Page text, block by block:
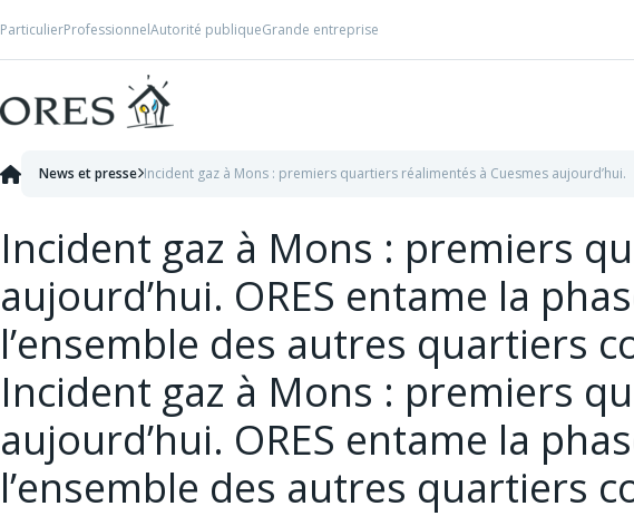
ParticulierProfessionnelAutorité publiqueGrande entreprise
Incident gaz à Mons : premiers
aujourd’hui. ORES entame la
l’ensemble des autres quartiers
Incident gaz à Mons : premiers
aujourd’hui. ORES entame la
l’ensemble des autres quartiers
News et presse Incident gaz à Mons : premiers quartiers réalimentés à Cuesmes aujourd’hui.